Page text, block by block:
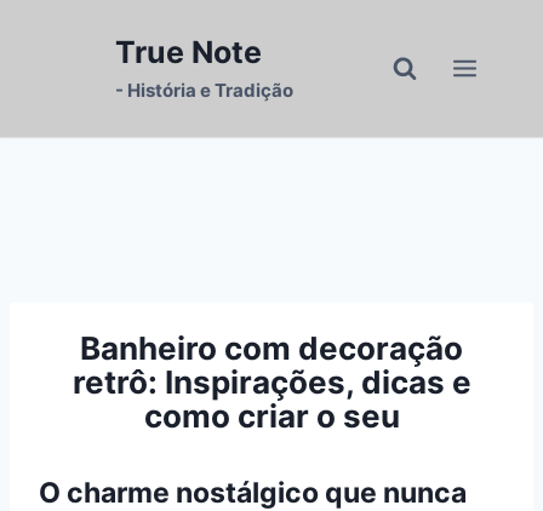
True Note
- História e Tradição
Banheiro com decoração
retrô: Inspirações, dicas e
como criar o seu
O charme nostálgico que nunca